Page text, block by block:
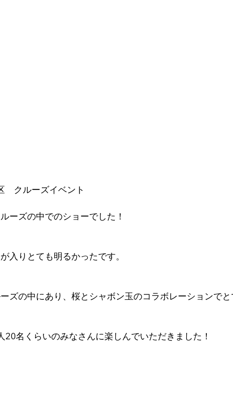
　クルーズイベント
ーズの中でのショーでした！
入りとても明るかったです。
ズの中にあり、桜とシャボン玉のコラボレーションでと
20名くらいのみなさんに楽しんでいただきました！